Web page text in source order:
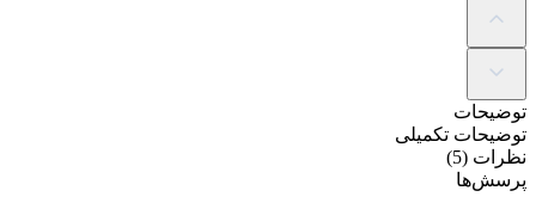
توضیحات
توضیحات تکمیلی
نظرات (5)
پرسش‌ها